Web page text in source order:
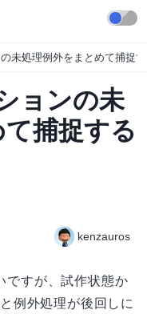
未処理例外をまとめて捕捉
ョンの未
捕捉する
kenzauros
ですが、試作状態か
例外処理が後回しに